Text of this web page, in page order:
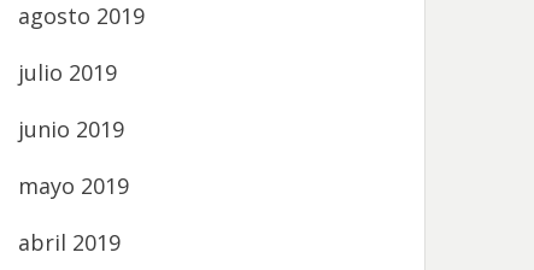
agosto 2019
julio 2019
junio 2019
mayo 2019
abril 2019